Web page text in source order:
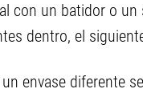
con un batidor o
dentro, el
envase diferente